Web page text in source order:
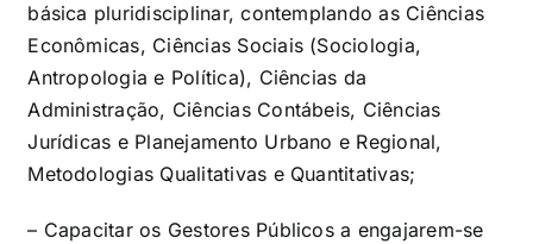
básica pluridisciplinar, contemplando as Ciências
Econômicas, Ciências Sociais (Sociologia,
Antropologia e Política), Ciências da
Administração, Ciências Contábeis, Ciências
Jurídicas e Planejamento Urbano e Regional,
Metodologias Qualitativas e Quantitativas;
– Capacitar os Gestores Públicos a engajarem-se